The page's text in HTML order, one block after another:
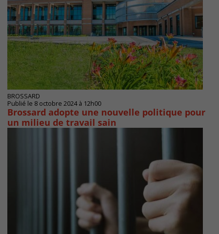
BROSSARD
Publié le 8 octobre 2024 à 12h00
Brossard adopte une nouvelle politique pour
un milieu de travail sain